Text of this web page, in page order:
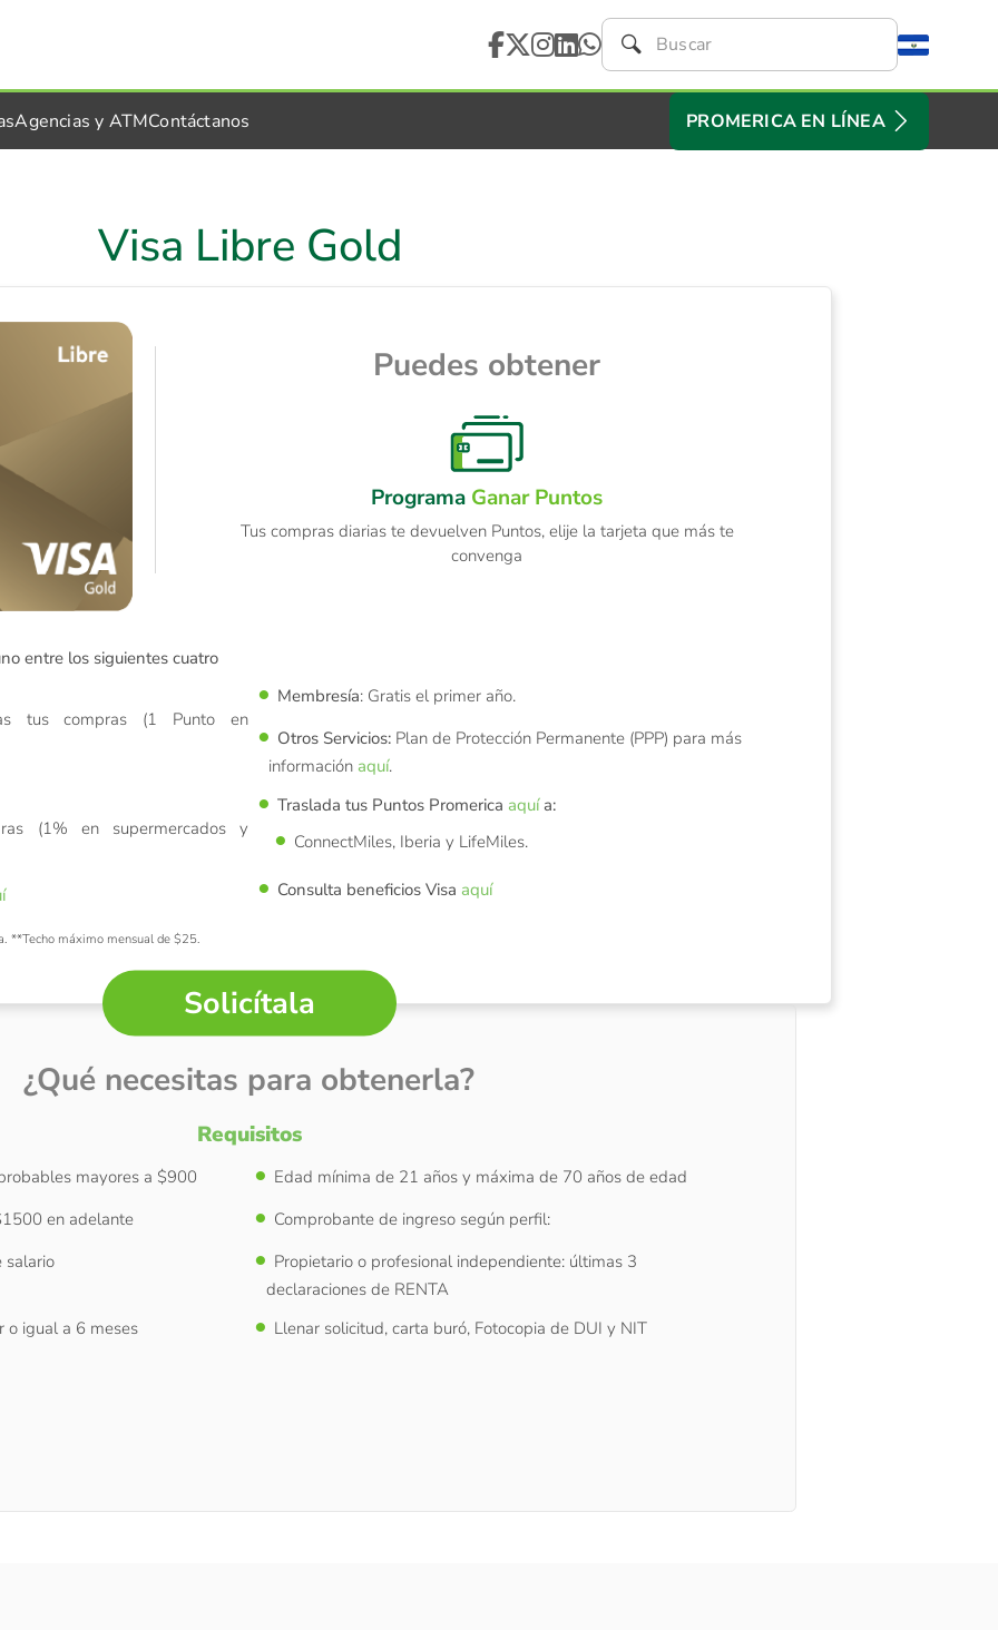
Agencias y ATMContáctanos PROMERICA EN LÍNEA
Visa Libre Gold
Puedes obtener
Programa Ganar Puntos
Tus compras diarias te devuelven Puntos, elije la tarjeta que más te
convenga
entre los siguientes cuatro
tus compras (1 Punto en
(1% en supermercados y
. **Techo máximo mensual de $25.
Membresía: Gratis el primer año.
Otros Servicios: Plan de Protección Permanente (PPP) para más
información aquí.
Traslada tus Puntos Promerica aquí a:
ConnectMiles, Iberia y LifeMiles.
Consulta beneficios Visa aquí
Solicítala
¿Qué necesitas para obtenerla?
Requisitos
mayores a $900
Edad mínima de 21 años y máxima de 70 años de edad
en adelante
Comprobante de ingreso según perfil:
salario
Propietario o profesional independiente: últimas 3
declaraciones de RENTA
o igual a 6 meses
Llenar solicitud, carta buró, Fotocopia de DUI y NIT